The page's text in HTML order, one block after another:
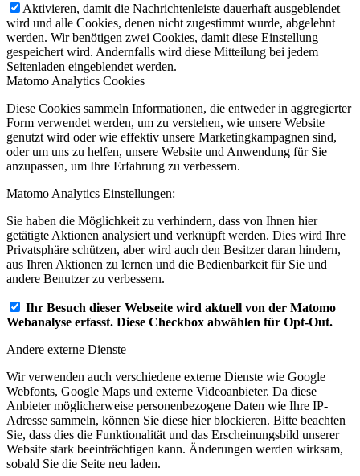
Aktivieren, damit die Nachrichtenleiste dauerhaft ausgeblendet
wird und alle Cookies, denen nicht zugestimmt wurde, abgelehnt
werden. Wir benötigen zwei Cookies, damit diese Einstellung
gespeichert wird. Andernfalls wird diese Mitteilung bei jedem
Seitenladen eingeblendet werden.
Matomo Analytics Cookies
Diese Cookies sammeln Informationen, die entweder in aggregierter
Form verwendet werden, um zu verstehen, wie unsere Website
genutzt wird oder wie effektiv unsere Marketingkampagnen sind,
oder um uns zu helfen, unsere Website und Anwendung für Sie
anzupassen, um Ihre Erfahrung zu verbessern.
Matomo Analytics Einstellungen:
Sie haben die Möglichkeit zu verhindern, dass von Ihnen hier
getätigte Aktionen analysiert und verknüpft werden. Dies wird Ihre
Privatsphäre schützen, aber wird auch den Besitzer daran hindern,
aus Ihren Aktionen zu lernen und die Bedienbarkeit für Sie und
andere Benutzer zu verbessern.
Ihr Besuch dieser Webseite wird aktuell von der Matomo
Webanalyse erfasst. Diese Checkbox abwählen für Opt-Out.
Andere externe Dienste
Wir verwenden auch verschiedene externe Dienste wie Google
Webfonts, Google Maps und externe Videoanbieter. Da diese
Anbieter möglicherweise personenbezogene Daten wie Ihre IP-
Adresse sammeln, können Sie diese hier blockieren. Bitte beachten
Sie, dass dies die Funktionalität und das Erscheinungsbild unserer
Website stark beeinträchtigen kann. Änderungen werden wirksam,
sobald Sie die Seite neu laden.